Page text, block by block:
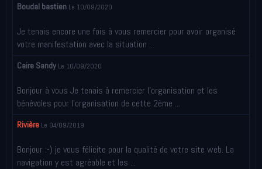
Boudal bastien Le 10/09/2020
Je tenais encore une fois à vous remercier pour avoir organisé
votre manifestation avec la situation ...
Caire Sandy Le 10/09/2020
Bonjour à vous Je tenais à remercier l’organisation et les
bénévoles pour l’organisation de cette 2ème ...
Rivière Le 04/09/2019
Bonjour :-) je vous félicite pour la qualité de votre site web. La
navigation y est agréable et les ...